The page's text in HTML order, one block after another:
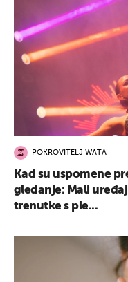
POKROVITELJ WATA
Kad su uspomene
gledanje: Mali
trenutke s ple...